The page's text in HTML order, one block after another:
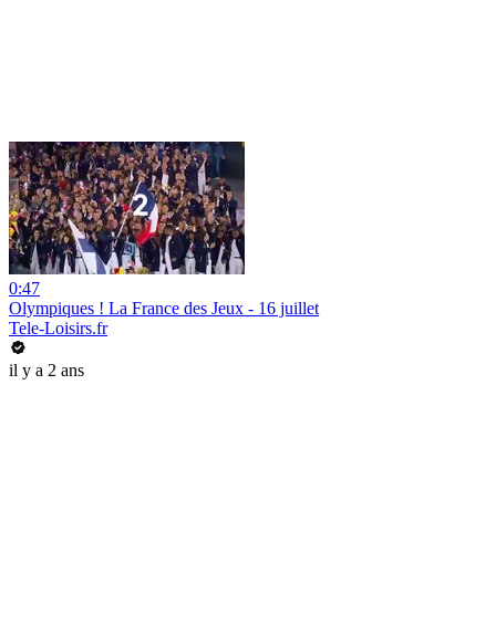
0:47
Olympiques ! La France des Jeux - 16 juillet
Tele-Loisirs.fr
il y a 2 ans